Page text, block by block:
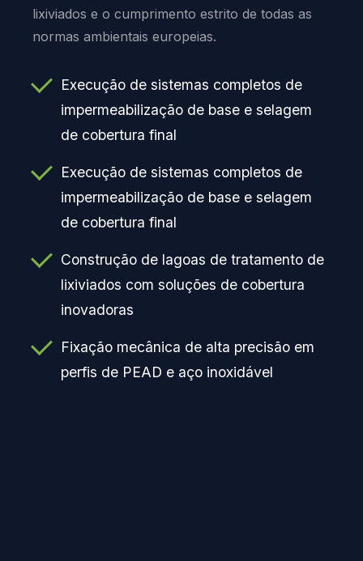
lixiviados e o cumprimento estrito de todas as
normas ambientais europeias.
Execução de sistemas completos de
impermeabilização de base e selagem
de cobertura final
Execução de sistemas completos de
impermeabilização de base e selagem
de cobertura final
Construção de lagoas de tratamento de
lixiviados com soluções de cobertura
inovadoras
Fixação mecânica de alta precisão em
perfis de PEAD e aço inoxidável